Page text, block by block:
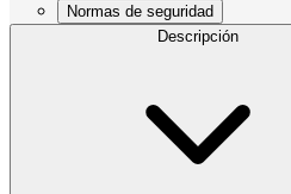
Normas de seguridad
Descripción